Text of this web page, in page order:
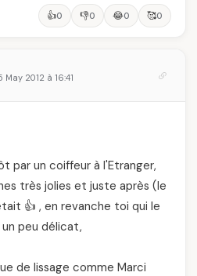
👍0 👎0 😂0 🥰0
May 2012 à 16:41
par un coiffeur à l'Etranger,
très jolies et juste après (le
👍 , en revanche toi qui le
peu délicat,
de lissage comme Marci